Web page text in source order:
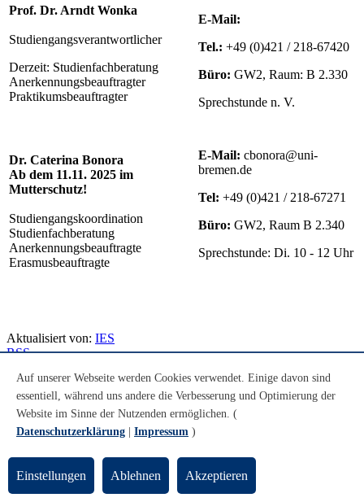
Prof. Dr. Arndt Wonka
Studiengangsverantwortlicher
Derzeit: Studienfachberatung
Anerkennungsbeauftragter
Praktikumsbeauftragter
E-Mail:
Tel.: +49 (0)421 / 218-67420
Büro: GW2, Raum: B 2.330
Sprechstunde n. V.
Dr. Caterina Bonora
Ab dem 11.11. 2025 im
Mutterschutz!
Studiengangskoordination
Studienfachberatung
Anerkennungsbeauftragte
Erasmusbeauftragte
E-Mail: cbonora@uni-
bremen.de
Tel: +49 (0)421 / 218-67271
Büro: GW2, Raum B 2.340
Sprechstunde: Di. 10 - 12 Uhr
Aktualisiert von: IES
RSS
Footer
Kontakt
Institut für Europastudien
Universität Bremen
Auf unserer Webseite werden Cookies verwendet. Einige davon sind
essentiell, während uns andere die Verbesserung und Optimierung der
Website im Sinne der Nutzenden ermöglichen. (
Datenschutzerklärung
Impressum )
Einstellungen Ablehnen Akzeptieren